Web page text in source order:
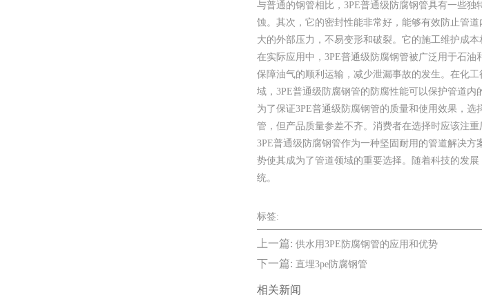
与普通的钢管相比，3PE普通级防腐钢管具有一些
蚀。其次，它的密封性能非常好，能够有效防止管
大的外部压力，不易变形和破裂。它的施工维护成本
在实际应用中，3PE普通级防腐钢管被广泛用于石
保障油气的顺利运输，减少泄漏事故的发生。在化
域，3PE普通级防腐钢管的防腐性能可以保护管道内
为了保证3PE普通级防腐钢管的质量和使用效果，
管，但产品质量参差不齐。消费者在选择时应该注
3PE普通级防腐钢管作为一种坚固耐用的管道解决
势使其成为了管道领域的重要选择。随着科技的发
统。
标签:
上一篇: 供水用3PE防腐钢管的应用和优势
下一篇: 直埋3pe防腐钢管
相关新闻